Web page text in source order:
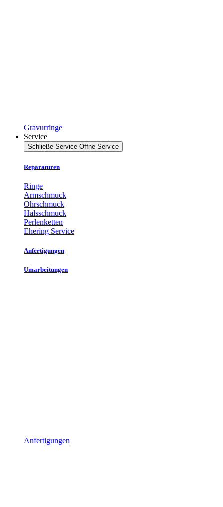
Gravurringe
Service
Schließe Service Öffne Service
Reparaturen
Ringe
Armschmuck
Ohrschmuck
Halsschmuck
Perlenketten
Ehering Service
Anfertigungen
Umarbeitungen
Anfertigungen